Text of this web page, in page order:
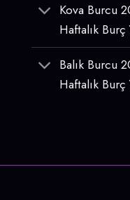
Kova Burcu
Haftalık
Balık Burcu
Haftalık